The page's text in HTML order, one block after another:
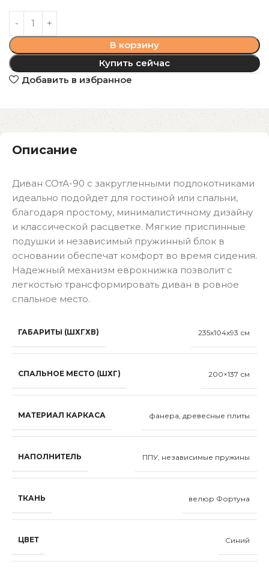
В корзину
Купить сейчас
Добавить в избранное
Описание
Диван СОтА-90 с закругленными подлокотниками
идеально подойдет для гостиной или спальни,
благодаря простому, минималистичному дизайну
и классической расцветке. Мягкие приспинные
подушки и независимый пружинный блок в
основании обеспечат комфорт во время сидения.
Надежный механизм еврокнижка позволит с
легкостью трансформировать диван в ровное
спальное место.
ГАБАРИТЫ (ШХГХВ) 235x104x93 см
СПАЛЬНОЕ МЕСТО (ШХГ) 200×137 см
МАТЕРИАЛ КАРКАСА фанера, древесные плиты
НАПОЛНИТЕЛЬ ППУ, независимые пружины
ТКАНЬ велюр Фортуна
ЦВЕТ Синий